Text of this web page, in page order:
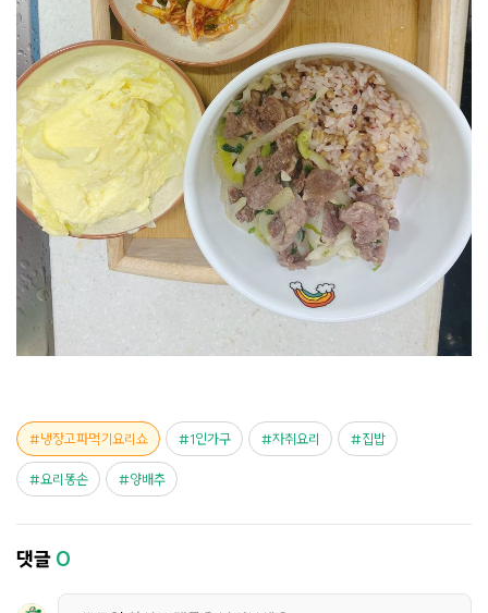
냉장고파먹기요리쇼 1인가구 자취요리 집밥
요리똥손 양배추
댓글 0